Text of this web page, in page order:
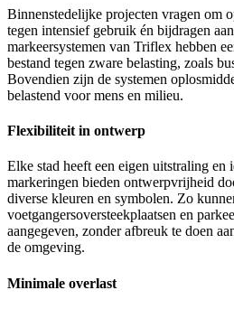
Binnenstedelijke projecten vragen om
tegen intensief gebruik én bijdragen
markeersystemen van Triflex hebben
bestand tegen zware belasting, zoals
Bovendien zijn de systemen
belastend voor mens en milieu.
Flexibiliteit in ontwerp
Elke stad heeft een eigen uitstraling
markeringen bieden ontwerpvrijheid
diverse kleuren en symbolen. Zo
voetgangersoversteekplaatsen en
aangegeven, zonder afbreuk te doen
de omgeving.
Minimale overlast